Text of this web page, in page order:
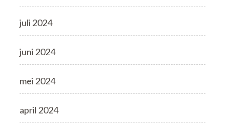
juli 2024
juni 2024
mei 2024
april 2024